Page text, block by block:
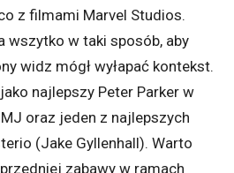
z filmami Marvel Studios.
wszytko w taki sposób, aby
widz mógł wyłapać kontekst.
najlepszy Peter Parker w
oraz jeden z najlepszych
(Jake Gyllenhall). Warto
zabawy w ramach